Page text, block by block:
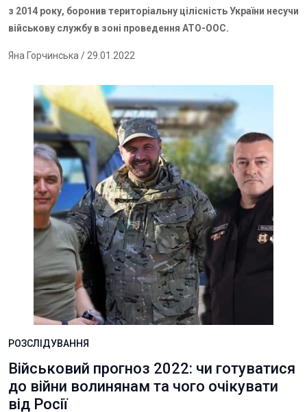
з 2014 року, боронив територіальну цілісність України несучи
військову службу в зоні проведення АТО-ООС.
Яна Горчинська / 29.01.2022
РОЗСЛІДУВАННЯ
Військовий прогноз 2022: чи готуватися
до війни волинянам та чого очікувати
від Росії